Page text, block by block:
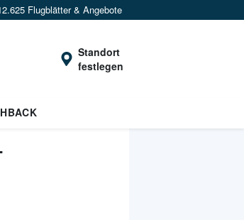
Flugblätter & Angebote
Standort
festlegen